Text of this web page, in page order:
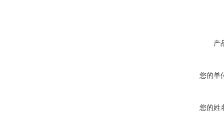
产
您的单
您的姓